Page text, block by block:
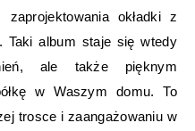
okładki z
Taki album staje się wtedy
ale także pięknym
w Waszym domu. To
trosce i zaangażowaniu w